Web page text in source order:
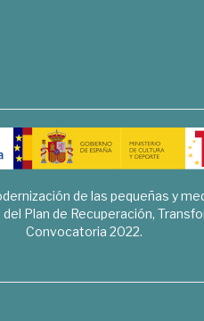
de las pequeñas y
Plan de Recuperación,
Convocatoria 2022.